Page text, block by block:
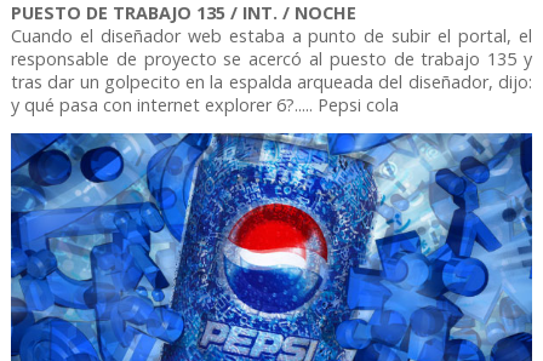
PUESTO DE TRABAJO 135 / INT. / NOCHE
Cuando el diseñador web estaba a punto de subir el portal, el
responsable de proyecto se acercó al puesto de trabajo 135 y
tras dar un golpecito en la espalda arqueada del diseñador, dijo:
y qué pasa con internet explorer 6?..... Pepsi cola